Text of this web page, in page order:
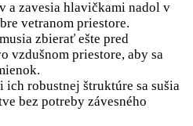
a zavesia hlavičkami nadol v
vetranom priestore.
zbierať ešte pred
vzdušnom priestore, aby sa
ich robustnej štruktúre sa sušia
bez potreby závesného